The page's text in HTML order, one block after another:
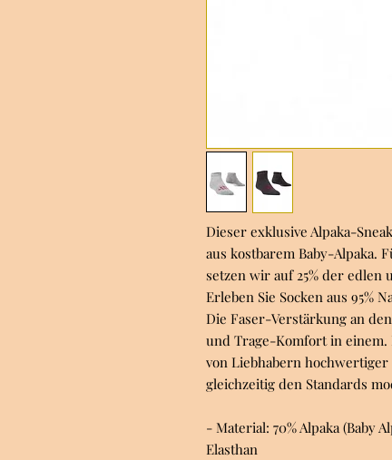
Dieser exklusive Alpaka-
aus kostbarem Baby-Alpaka.
setzen wir auf 25% der edlen
Erleben Sie Socken aus 95%
Die Faser-Verstärkung an
und Trage-Komfort in
von Liebhabern
gleichzeitig den Standards
- Material: 70% Alpaka (Baby
Elasthan